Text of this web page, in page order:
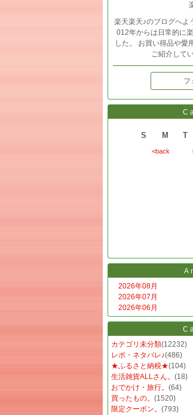
楽天楽天♪のブログへよ
012年からは日常的に
した。 お買い得品や愛
ご紹介して
フ
S M T
<back
2026年08月
2026年07月
2026年06月
カテゴリ未分類(12232)
レポ・ネタバレ♪(486)
★ふるさと納税★(104)
生活雑貨ALLさん。 (18)
おでかけ・旅行。 (64)
買ったもの。 (1520)
限定クーポン。 (793)